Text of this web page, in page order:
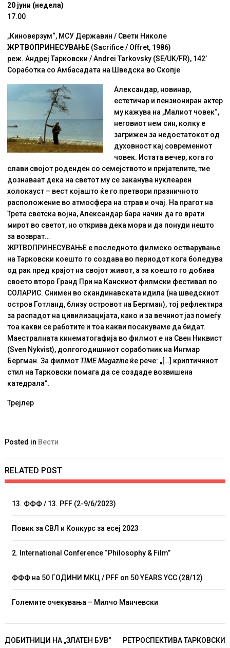
20 јуни (недела)
17.00
„Киноверзум“, МСУ Державин / Свети Николе
ЖРТВОПРИНЕСУВАЊЕ (Sacrifice / Offret, 1986)
реж. Андреј Тарковски / Andrei Tarkovsky (SE/UK/FR), 142’
Соработка со Амбасадата на Шведска во Скопје
Aлександар, новинар,
естетичар и пензиониран актер
му кажува на „Малиот човек“,
неговиот нем син, колку е
загрижен за недостатокот од
духовност кај современиот
човек. Истата вечер, кога го
слави својот роденден со семејството и пријателите, тие
дознаваат дека на светот му се заканува нуклеарен
холокауст – вест којашто ќе го претвори празничното
расположение во атмосфера на страв и очај. На прагот на
Трета светска војна, Александар бара начин да го врати
мирот во светот, но открива дека мора и да понуди нешто
за возврат…
ЖРТВОПРИНЕСУВАЊЕ e последното филмско остварување
на Тарковски коешто го создава во периодот кога боледува
од рак пред крајот на својот живот, а за коешто го добива
своето второ Гранд При на Канскиот филмски фестивал по
СОЛАРИС. Снимен во скандинавската идила (на шведскиот
остров Готланд, близу островот на Бергман), тој рефлектира
за распадот на цивилизацијата, како и за вечниот јаз помеѓу
тоа какви се работите и тоа какви посакуваме да бидат.
Маестралната кинематогафија во филмот е на Свен Никвист
(Sven Nykvist), долгогодишниот соработник на Ингмар
Бергман. За филмот TIME Magazine ќе рече: „[…] криптичниот
стил на Тарковски помага да се создаде возвишена
кaтедрала“.
Трејлер
Posted in Вести
RELATED POST
13. ФФФ / 13. PFF (2-9/6/2023)
Повик за СВЛ и Конкурс за есеј 2023
2. International Conference “Philosophy & Film”
ФФФ на 50 ГОДИНИ МКЦ / PFF on 50 YEARS YCC (28/12)
Големите очекувања – Милчо Манчевски
Навигација
ДОБИТНИЦИ НА „ЗЛАТЕН БУВ“
РЕТРОСПЕКТИВА ТАРКОВСКИ